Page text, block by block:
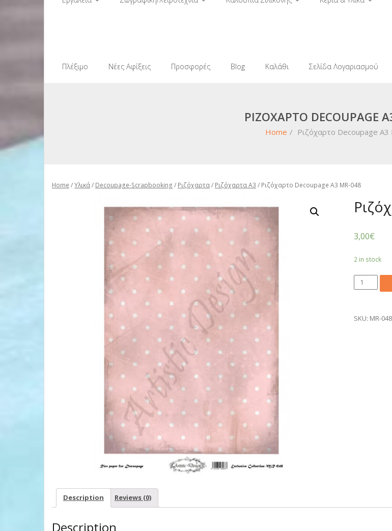
Πλέξιμο Νέες Αφίξεις Προσφορές Blog Καλάθι Σελίδα Λογαριασμού
ΡΙΖΌΧΑΡΤΟ DECOUPAGE
Home / Ριζόχαρτο Decoupage A3
Home /Υλικά/ Decoupage-Scrapbooking / Ριζόχαρτα/ Ριζόχαρτα A3 / Ριζόχαρτο Decoupage A3 MR-048
3,00€
2 in stock
Ριζόχαρτο
Decoupage
MR-
SKU: MR-048
Description Reviews (0)
Description